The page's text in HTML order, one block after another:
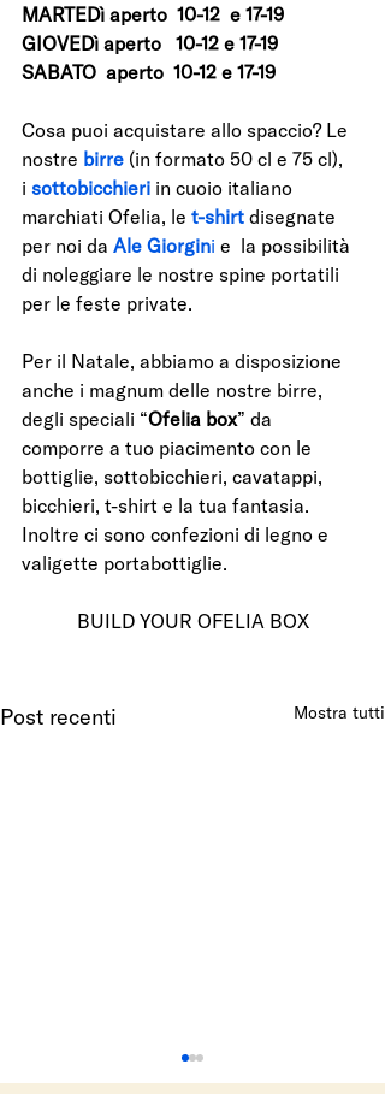
MARTEDì aperto  10-12  e 17-19
GIOVEDì aperto   10-12 e 17-19
SABATO  aperto  10-12 e 17-19
Cosa puoi acquistare allo spaccio? Le
nostre birre (in formato 50 cl e 75 cl),
i sottobicchieri in cuoio italiano
marchiati Ofelia, le t-shirt disegnate
per noi da Ale Giorgini e  la possibilità
di noleggiare le nostre spine portatili
per le feste private.
Per il Natale, abbiamo a disposizione
anche i magnum delle nostre birre,
degli speciali “Ofelia box” da
comporre a tuo piacimento con le
bottiglie, sottobicchieri, cavatappi,
bicchieri, t-shirt e la tua fantasia.
Inoltre ci sono confezioni di legno e
valigette portabottiglie.
BUILD YOUR OFELIA BOX
Post recenti Mostra tutti